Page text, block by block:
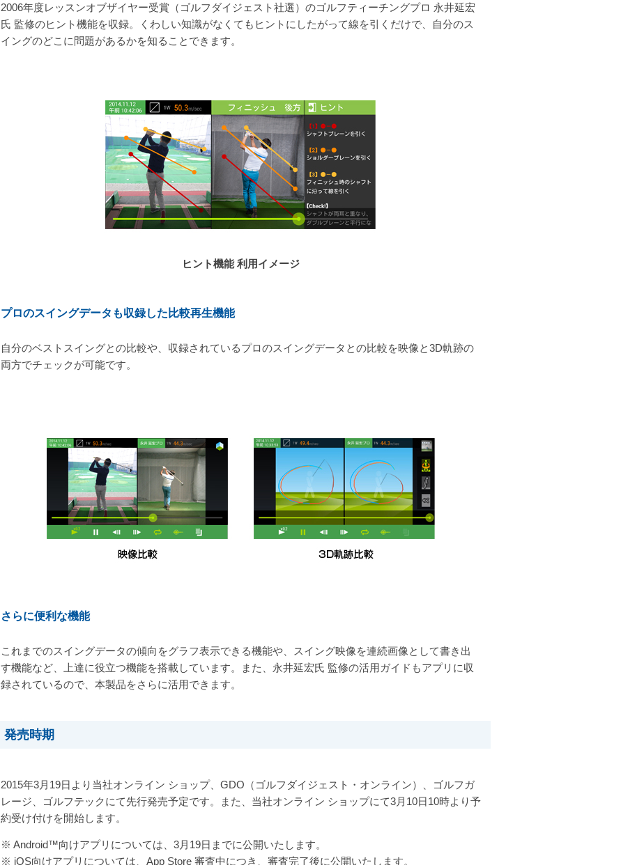
2006年度レッスンオブザイヤー受賞（ゴルフダイジェスト社選）のゴルフティーチングプロ 永井延宏
氏 監修のヒント機能を収録。くわしい知識がなくてもヒントにしたがって線を引くだけで、自分のス
イングのどこに問題があるかを知ることできます。
ヒント機能 利用イメージ
プロのスイングデータも収録した比較再生機能
自分のベストスイングとの比較や、収録されているプロのスイングデータとの比較を映像と3D軌跡の
両方でチェックが可能です。
さらに便利な機能
これまでのスイングデータの傾向をグラフ表示できる機能や、スイング映像を連続画像として書き出
す機能など、上達に役立つ機能を搭載しています。また、永井延宏氏 監修の活用ガイドもアプリに収
録されているので、本製品をさらに活用できます。
発売時期
2015年3月19日より当社オンライン ショップ、GDO（ゴルフダイジェスト・オンライン）、ゴルフガ
レージ、ゴルフテックにて先行発売予定です。また、当社オンライン ショップにて3月10日10時より予
約受け付けを開始します。
※ Android™向けアプリについては、3月19日までに公開いたします。
※ iOS向けアプリについては、App Store 審査中につき、審査完了後に公開いたします。